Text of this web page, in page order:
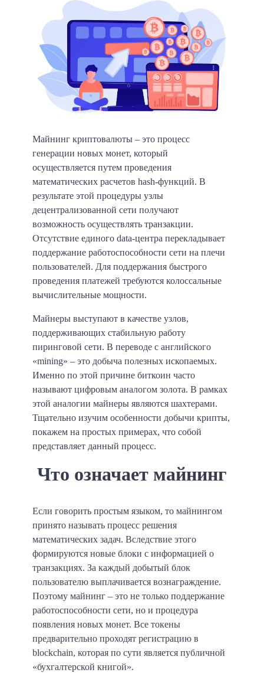
Майнинг криптовалюты – это процесс
генерации новых монет, который
осуществляется путем проведения
математических расчетов hash-функций. В
результате этой процедуры узлы
децентрализованной сети получают
возможность осуществлять транзакции.
Отсутствие единого data-центра перекладывает
поддержание работоспособности сети на плечи
пользователей. Для поддержания быстрого
проведения платежей требуются колоссальные
вычислительные мощности.
Майнеры выступают в качестве узлов,
поддерживающих стабильную работу
пиринговой сети. В переводе с английского
«mining» – это добыча полезных ископаемых.
Именно по этой причине биткоин часто
называют цифровым аналогом золота. В рамках
этой аналогии майнеры являются шахтерами.
Тщательно изучим особенности добычи крипты,
покажем на простых примерах, что собой
представляет данный процесс.
Что означает майнинг
Если говорить простым языком, то майнингом
принято называть процесс решения
математических задач. Вследствие этого
формируются новые блоки с информацией о
транзакциях. За каждый добытый блок
пользователю выплачивается вознаграждение.
Поэтому майнинг – это не только поддержание
работоспособности сети, но и процедура
появления новых монет. Все токены
предварительно проходят регистрацию в
blockchain, которая по сути является публичной
«бухгалтерской книгой».